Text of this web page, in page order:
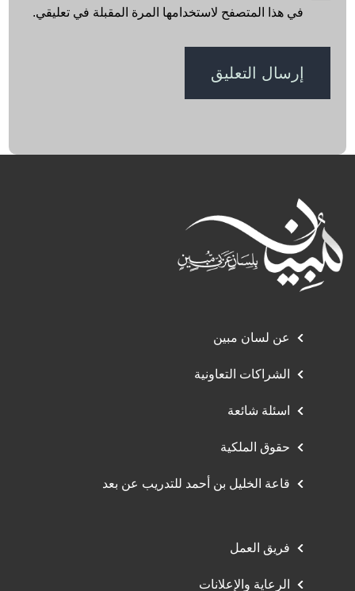
في هذا المتصفح لاستخدامها المرة المقبلة في تعليقي.
عن لسان مبين
الشراكات التعاونية
اسئلة شائعة
حقوق الملكية
قاعة الخليل بن أحمد للتدريب عن بعد
فريق العمل
الرعاية والإعلانات